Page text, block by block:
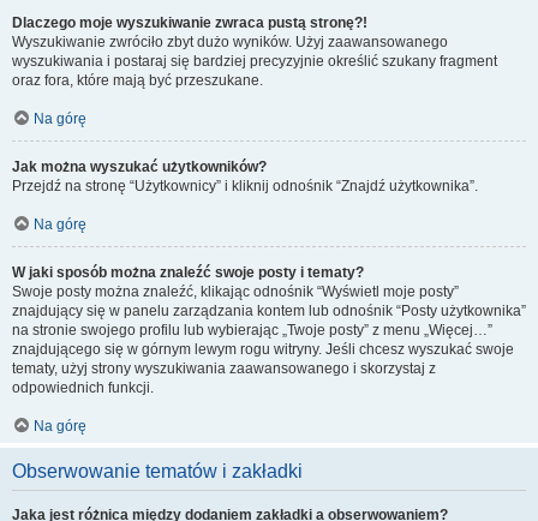
Dlaczego moje wyszukiwanie zwraca pustą stronę?!
Wyszukiwanie zwróciło zbyt dużo wyników. Użyj zaawansowanego
wyszukiwania i postaraj się bardziej precyzyjnie określić szukany fragment
oraz fora, które mają być przeszukane.
Na górę
Jak można wyszukać użytkowników?
Przejdź na stronę “Użytkownicy” i kliknij odnośnik “Znajdź użytkownika”.
Na górę
W jaki sposób można znaleźć swoje posty i tematy?
Swoje posty można znaleźć, klikając odnośnik “Wyświetl moje posty”
znajdujący się w panelu zarządzania kontem lub odnośnik “Posty użytkownika”
na stronie swojego profilu lub wybierając „Twoje posty” z menu „Więcej…”
znajdującego się w górnym lewym rogu witryny. Jeśli chcesz wyszukać swoje
tematy, użyj strony wyszukiwania zaawansowanego i skorzystaj z
odpowiednich funkcji.
Na górę
Obserwowanie tematów i zakładki
Jaka jest różnica między dodaniem zakładki a obserwowaniem?